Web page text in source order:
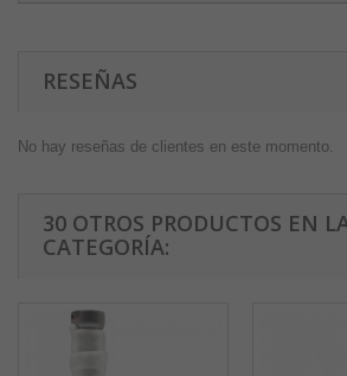
RESEÑAS
No hay reseñas de clientes en este momento.
30 OTROS PRODUCTOS EN
CATEGORÍA: